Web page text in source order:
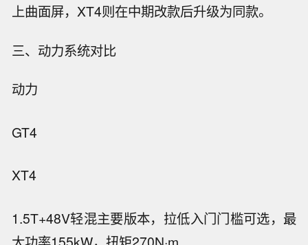
上曲面屏，XT4则在中期改款后升级为同款。
三、动力系统对比
动力
GT4
XT4
1.5T+48V轻混主要版本，拉低入门门槛可选，最